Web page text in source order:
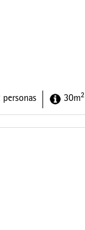
personas 30m2